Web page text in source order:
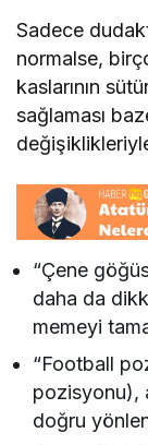
Sadece
normalse,
kaslarının
sağlaması
“Çene
daha da
memeyi
“Football
pozisyonu),
doğru